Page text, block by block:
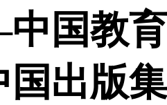
国教育
国出版